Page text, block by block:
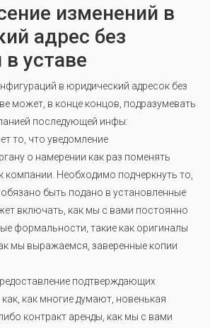
изменений в
адрес без
уставе
в юридический адресок без
может, в конце концов, подразумевать
последующей инфы:
то, что уведомление
о намерении как раз поменять
компании. Необходимо подчеркнуть то,
быть подано в установленные
включать, как мы с вами постоянно
формальности, такие как оригиналы
мы выражаемся, заверенные копии
подтверждающих
как многие думают, новенькая
контракт аренды, как мы с вами